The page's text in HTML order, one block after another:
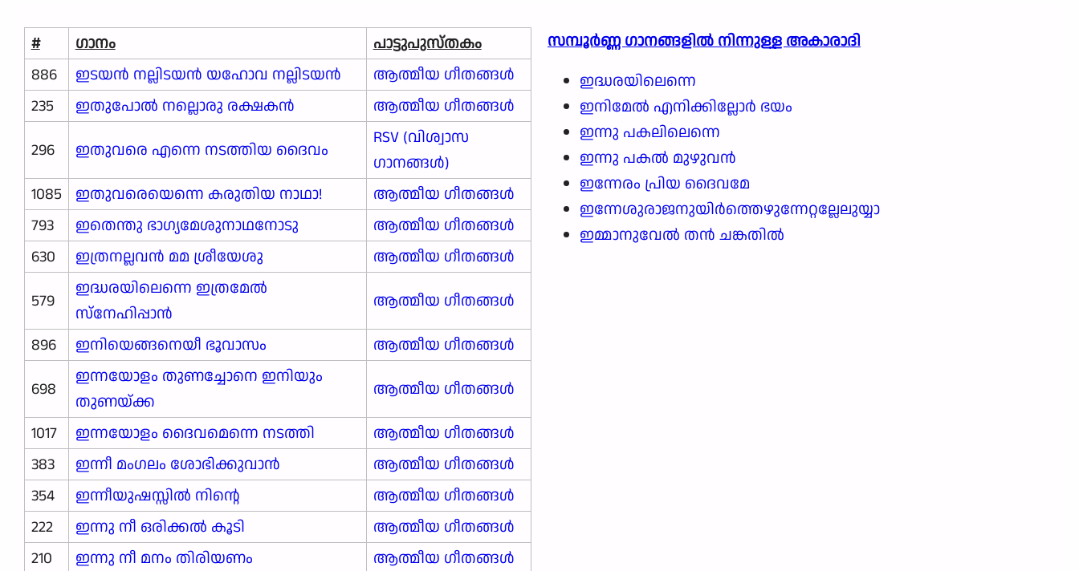
# ഗാനം
പാട്ടുപുസ്തകം
886
ഇടയൻ നല്ലിടയൻ യഹോവ നല്ലിടയൻ
ആത്മീയ ഗീതങ്ങൾ
235
ഇതുപോൽ നല്ലൊരു രക്ഷകൻ
ആത്മീയ ഗീതങ്ങൾ
296
ഇതുവരെ എന്നെ നടത്തിയ ദൈവം
RSV (വിശ്വാസ
ഗാനങ്ങള്‍)
1085
ഇതുവരെയെന്നെ കരുതിയ നാഥാ!
ആത്മീയ ഗീതങ്ങൾ
793
ഇതെന്തു ഭാഗ്യമേശുനാഥനോടു
ആത്മീയ ഗീതങ്ങൾ
630
ഇത്രനല്ലവൻ മമ ശ്രീയേശു
ആത്മീയ ഗീതങ്ങൾ
579
ഇദ്ധരയിലെന്നെ ഇത്രമേൽ
സ്നേഹിപ്പാൻ
ആത്മീയ ഗീതങ്ങൾ
896
ഇനിയെങ്ങനെയീ ഭൂവാസം
ആത്മീയ ഗീതങ്ങൾ
698
ഇന്നയോളം തുണച്ചോനെ ഇനിയും
തുണയ്ക്ക
ആത്മീയ ഗീതങ്ങൾ
1017
ഇന്നയോളം ദൈവമെന്നെ നടത്തി
ആത്മീയ ഗീതങ്ങൾ
383
ഇന്നീ മംഗലം ശോഭിക്കുവാൻ
ആത്മീയ ഗീതങ്ങൾ
354
ഇന്നീയുഷസ്സിൽ നിന്റെ
ആത്മീയ ഗീതങ്ങൾ
222
ഇന്നു നീ ഒരിക്കൽ കൂടി
ആത്മീയ ഗീതങ്ങൾ
210
ഇന്നു നീ മനം തിരിയണം
ആത്മീയ ഗീതങ്ങൾ
സമ്പൂർണ്ണ ഗാനങ്ങളില്‍ നിന്നുള്ള അകാരാദി
ഇദ്ധരയിലെന്നെ
ഇനിമേൽ എനിക്കില്ലോർ ഭയം
ഇന്നു പകലിലെന്നെ
ഇന്നു പകൽ മുഴുവൻ
ഇന്നേരം പ്രിയ ദൈവമേ
ഇന്നേശുരാജനുയിർത്തെഴുന്നേറ്റല്ലേലുയ്യാ
ഇമ്മാനുവേൽ തൻ ചങ്കതിൽ